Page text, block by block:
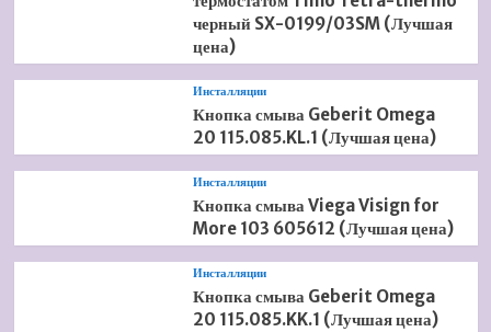
черный SX-0199/03SM (Лучшая
цена)
Инсталляции
Кнопка смыва Geberit Omega
20 115.085.KL.1 (Лучшая цена)
Инсталляции
Кнопка смыва Viega Visign for
More 103 605612 (Лучшая цена)
Инсталляции
Кнопка смыва Geberit Omega
20 115.085.KK.1 (Лучшая цена)